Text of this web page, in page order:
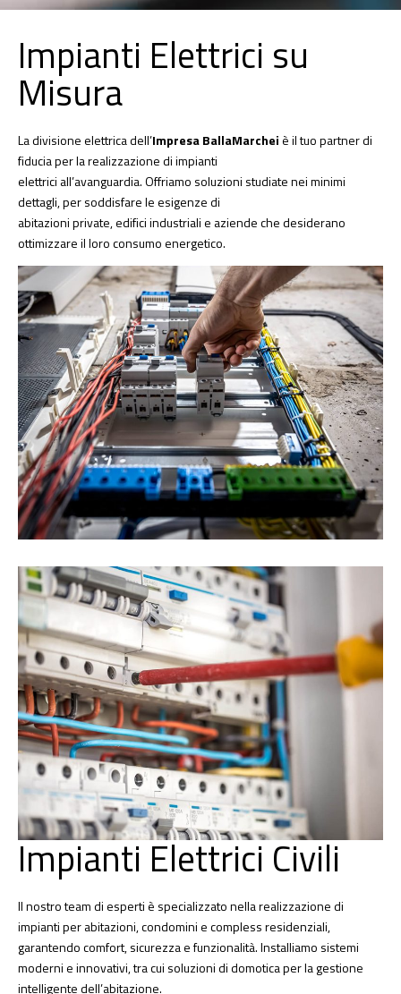
Impianti Elettrici su
Misura
La divisione elettrica dell’Impresa BallaMarcheiè il tuo partner di
fiducia per la realizzazione di impianti
elettrici all’avanguardia. Offriamo soluzioni studiate nei minimi
dettagli, per soddisfare le esigenze di
abitazioni private, edifici industriali e aziende che desiderano
ottimizzare il loro consumo energetico.
Impianti Elettrici Civili
Il nostro team di esperti è specializzato nella realizzazione di
impianti per abitazioni, condomini e compless residenziali,
garantendo comfort, sicurezza e funzionalità. Installiamo sistemi
moderni e innovativi, tra cui soluzioni di domotica per la gestione
intelligente dell’abitazione.